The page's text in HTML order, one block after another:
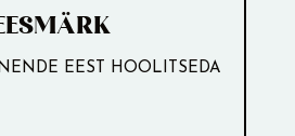
EEST HOOLITSEDA